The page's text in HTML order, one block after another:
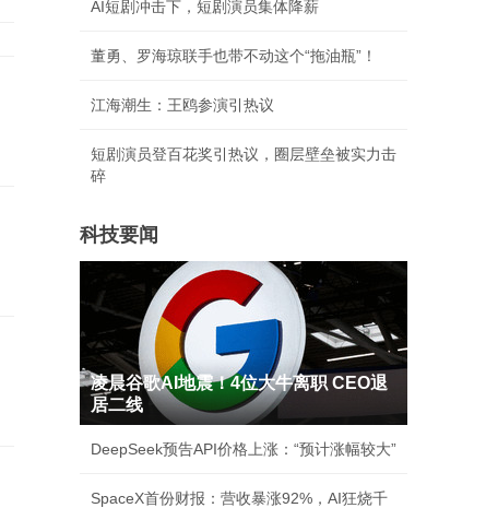
AI短剧冲击下，短剧演员集体降薪
董勇、罗海琼联手也带不动这个“拖油瓶”！
江海潮生：王鸥参演引热议
短剧演员登百花奖引热议，圈层壁垒被实力击
碎
科技要闻
凌晨谷歌AI地震！4位大牛离职 CEO退
居二线
DeepSeek预告API价格上涨：“预计涨幅较大”
SpaceX首份财报：营收暴涨92%，AI狂烧千